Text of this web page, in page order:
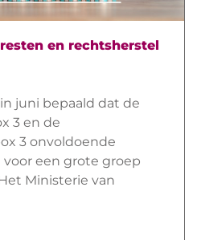
en rechtsherstel
juni bepaald dat de
3 en de
3 onvoldoende
een grote groep
Ministerie van